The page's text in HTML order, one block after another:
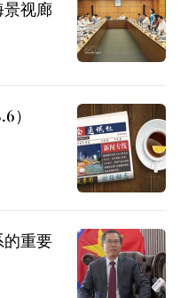
视廊
）
重要